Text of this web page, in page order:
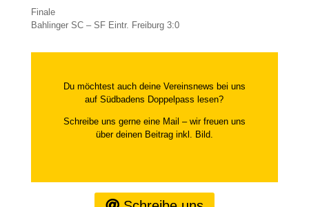
Finale
Bahlinger SC – SF Eintr. Freiburg 3:0
Du möchtest auch deine Vereinsnews bei uns
auf Südbadens Doppelpass lesen?
Schreibe uns gerne eine Mail – wir freuen uns
über deinen Beitrag inkl. Bild.